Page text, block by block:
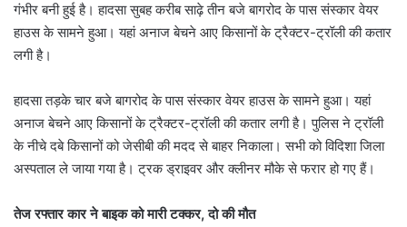
गंभीर बनी हुई है। हादसा सुबह करीब साढ़े तीन बजे बागरोद के पास संस्कार वेयर
हाउस के सामने हुआ। यहां अनाज बेचने आए किसानों के ट्रैक्टर-ट्रॉली की कतार
लगी है।
हादसा तड़के चार बजे बागरोद के पास संस्कार वेयर हाउस के सामने हुआ। यहां
अनाज बेचने आए किसानों के ट्रैक्टर-ट्रॉली की कतार लगी है। पुलिस ने ट्रॉली
के नीचे दबे किसानों को जेसीबी की मदद से बाहर निकाला। सभी को विदिशा जिला
अस्पताल ले जाया गया है। ट्रक ड्राइवर और क्लीनर मौके से फरार हो गए हैं।
तेज रफ्तार कार ने बाइक को मारी टक्कर, दो की मौत